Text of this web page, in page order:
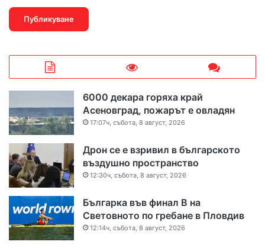
6000 декара горяха край
Асеновград, пожарът е овладян
17:07ч, събота, 8 август, 2026
Дрон се е взривил в българското
въздушно пространство
12:30ч, събота, 8 август, 2026
Българка във финал B на
Световното по гребане в Пловдив
12:14ч, събота, 8 август, 2026